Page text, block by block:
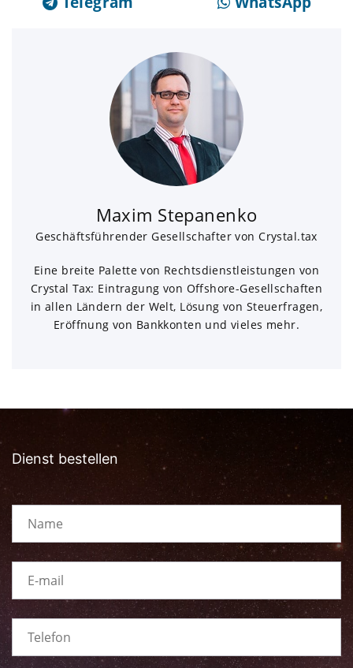
Maxim Stepanenko
Geschäftsführender Gesellschafter von Crystal.tax
Eine breite Palette von Rechtsdienstleistungen von
Crystal Tax: Eintragung von Offshore-Gesellschaften
in allen Ländern der Welt, Lösung von Steuerfragen,
Eröffnung von Bankkonten und vieles mehr.
Dienst bestellen